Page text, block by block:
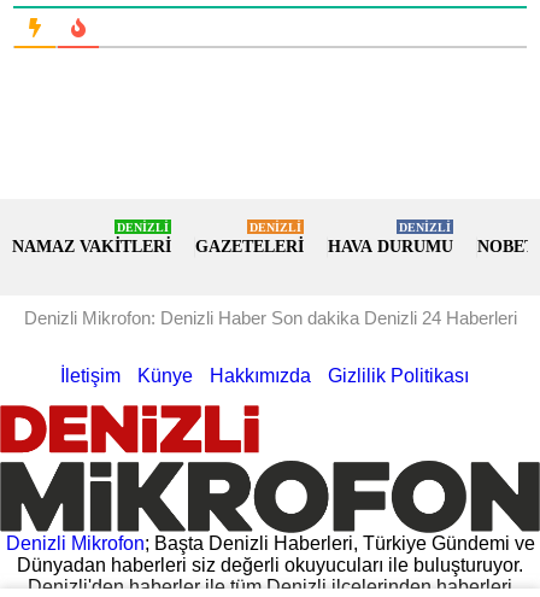
NAMAZ VAKİTLERİ
DENİZLİ
GAZETELERİ
DENİZLİ
HAVA DURUMU
DENİZLİ
Denizli Mikrofon: Denizli Haber Son dakika Denizli 24 Haberleri
İletişim Künye Hakkımızda Gizlilik Politikası
Denizli Mikrofon; Başta Denizli Haberleri, Türkiye Gündemi ve
Dünyadan haberleri siz değerli okuyucuları ile buluşturuyor.
Denizli'den haberler ile tüm Denizli ilçelerinden haberleri